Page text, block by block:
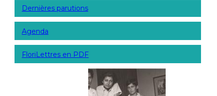
Dernières parutions
Agenda
FloriLettres en PDF